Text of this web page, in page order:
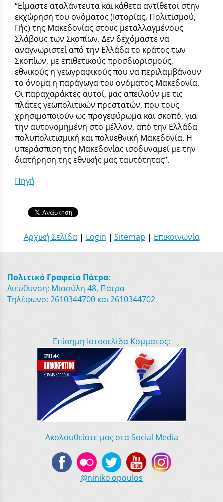
‘’Είμαστε αταλάντευτα και κάθετα αντίθετοι στην
εκχώρηση του ονόματος (Ιστορίας, Πολιτισμού,
Γής) της Μακεδονίας στους μεταλλαγμένους
Σλάβους των Σκοπίων. Δεν δεχόμαστε να
αναγνωριστεί από την Ελλάδα το κράτος των
Σκοπίων, με επιθετικούς προσδιορισμούς,
εθνικούς η γεωγραφικούς που να περιλαμβάνουν
το όνομα η παράγωγα του ονόματος Μακεδονία.
Οι παραχαράκτες αυτοί, μας απειλούν με τις
πλάτες γεωπολιτικών προστατών, που τους
χρησιμοποιούν ως προγεφύρωμα και σκοπό, για
την αυτονομημένη στο μέλλον, από την Ελλάδα
πολυπολιτισμική και πολυεθνική Μακεδονία. Η
υπεράσπιση της Μακεδονίας ισοδυναμεί με την
διατήρηση της εθνικής μας ταυτότητας’’.
Πηγή
Αρχική Σελίδα| Login | Sitemap | Επικοινωνία
Πολιτικό Γραφείο Πάτρα:
Διεύθυνση: Μιαούλη 48, Πάτρα
Τηλέφωνο: 2610344700 και 2610344702
Επίσημη Ιστοσελίδα Κόμματος:
Ακολουθείστε μας στα Social Media
@ninikolopoulos